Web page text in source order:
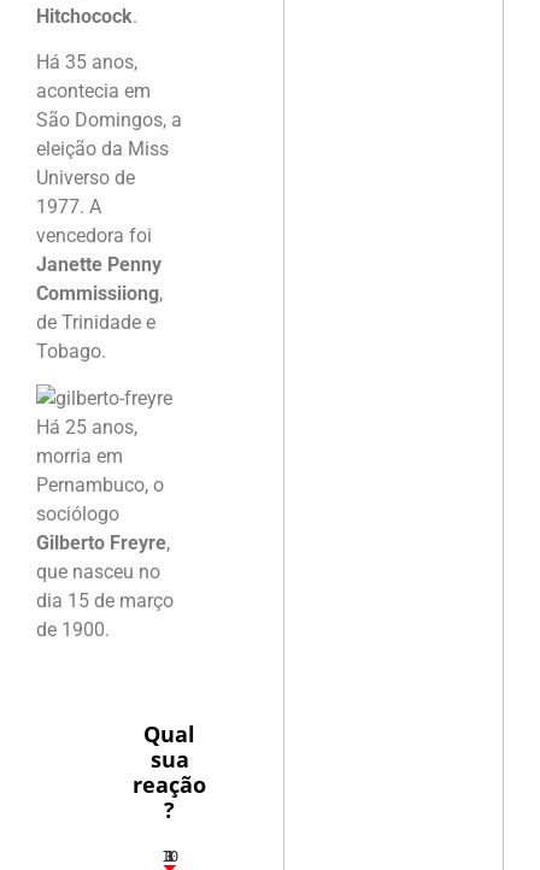
Hitchocock.
Há 35 anos,
acontecia em
São Domingos, a
eleição da Miss
Universo de
1977. A
vencedora foi
Janette Penny
Commissiiong,
de Trinidade e
Tobago.
Há 25 anos,
morria em
Pernambuco, o
sociólogo
Gilberto Freyre,
que nasceu no
dia 15 de março
de 1900.
Qual
sua
reação
?
3
1
1
3
10